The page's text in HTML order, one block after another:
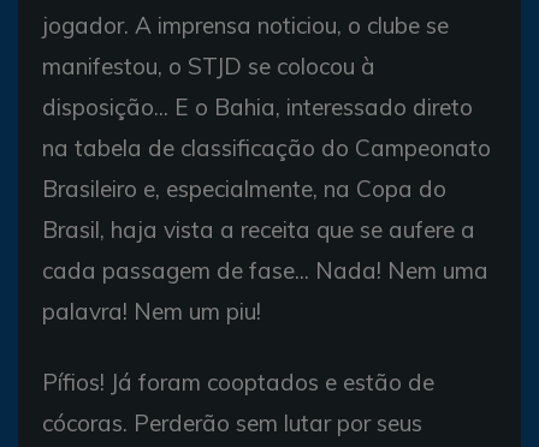
jogador. A imprensa noticiou, o clube se
manifestou, o STJD se colocou à
disposição... E o Bahia, interessado direto
na tabela de classificação do Campeonato
Brasileiro e, especialmente, na Copa do
Brasil, haja vista a receita que se aufere a
cada passagem de fase... Nada! Nem uma
palavra! Nem um piu!
Pífios! Já foram cooptados e estão de
cócoras. Perderão sem lutar por seus